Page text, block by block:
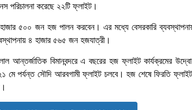
পরিচালনা করেছে ২২টি ফ্লাইট।
৫০০ জন হজ পালন করবেন। এর মধ্যে বেসরকারি
৪ হাজার ৫৬৫ জন হজযাত্রী।
আন্তর্জাতিক বিমানবন্দরে এ বছরের হজ ফ্লাইট কার্যক্রমের
মে পর্যন্ত সৌদি আরবগামী ফ্লাইট চলবে। হজ শেষে ফিরতি